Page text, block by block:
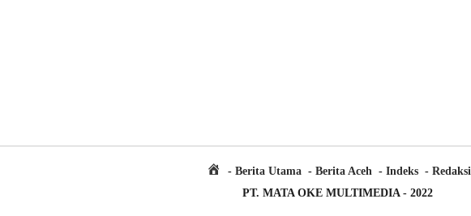
H Berita Utama Berita Aceh Indeks
Redaksi
PT. MATA OKE MULTIMEDIA - 2022